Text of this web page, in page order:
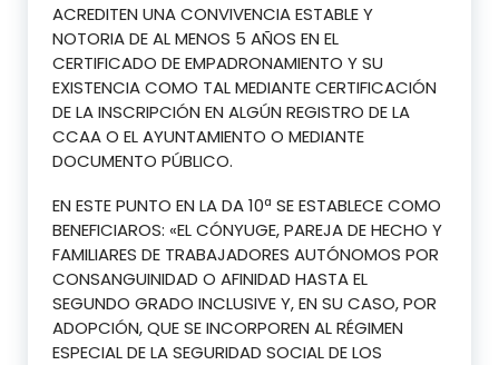
ACREDITEN UNA CONVIVENCIA ESTABLE Y
NOTORIA DE AL MENOS 5 AÑOS EN EL
CERTIFICADO DE EMPADRONAMIENTO Y SU
EXISTENCIA COMO TAL MEDIANTE CERTIFICACIÓN
DE LA INSCRIPCIÓN EN ALGÚN REGISTRO DE LA
CCAA O EL AYUNTAMIENTO O MEDIANTE
DOCUMENTO PÚBLICO.
EN ESTE PUNTO EN LA DA 10ª SE ESTABLECE COMO
BENEFICIAROS: «EL CÓNYUGE, PAREJA DE HECHO Y
FAMILIARES DE TRABAJADORES AUTÓNOMOS POR
CONSANGUINIDAD O AFINIDAD HASTA EL
SEGUNDO GRADO INCLUSIVE Y, EN SU CASO, POR
ADOPCIÓN, QUE SE INCORPOREN AL RÉGIMEN
ESPECIAL DE LA SEGURIDAD SOCIAL DE LOS